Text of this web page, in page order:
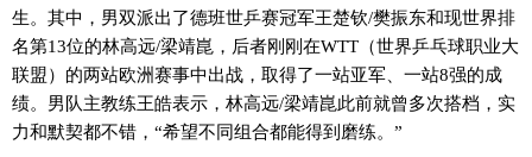
生。其中，男双派出了德班世乒赛冠军王楚钦/樊振东和现世界排
名第13位的林高远/梁靖崑，后者刚刚在WTT（世界乒乓球职业大
联盟）的两站欧洲赛事中出战，取得了一站亚军、一站8强的成
绩。男队主教练王皓表示，林高远/梁靖崑此前就曾多次搭档，实
力和默契都不错，“希望不同组合都能得到磨练。”